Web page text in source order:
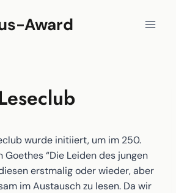
Award
wurde initiiert, um im 250.
Goethes “Die Leiden des jungen
erstmalig oder wieder, aber
im Austausch zu lesen. Da wir